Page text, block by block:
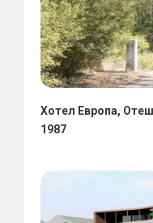
Хотел Европа,
1987